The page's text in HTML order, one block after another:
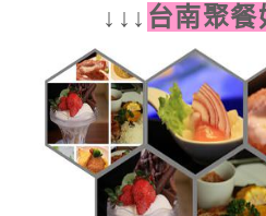
↓ ↓ ↓ 台南聚餐